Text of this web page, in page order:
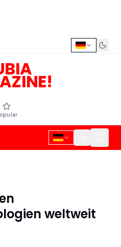
weltweit